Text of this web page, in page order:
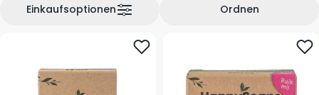
Ordnen
Einkaufsoptionen